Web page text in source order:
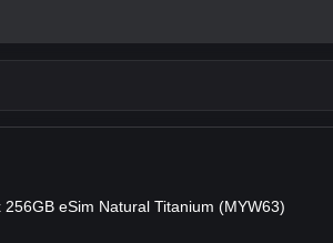
eSim Natural Titanium (MYW63)